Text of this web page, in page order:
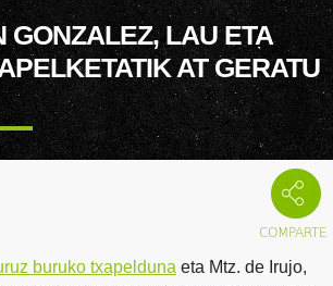
GONZALEZ, LAU ETA
AT GERATU
buruko txapelduna eta Mtz. de Irujo,